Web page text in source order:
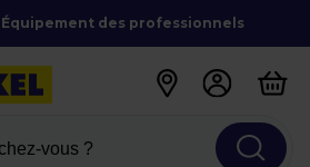
des professionnels
vous ?